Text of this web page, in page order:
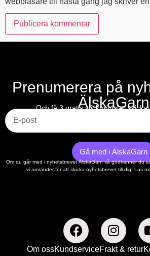
Prenumerera på
ÄlskaGarn
Och få 3 gratis stickmönster
Gå med i ÄlskaGarn
Om du går med i nyhetsbrevet ÄlskaGarn så godkänner du
vi använder för att skicka nyhetsbrevet till dig. Läs
Om ossKundserviceFrakt & retur